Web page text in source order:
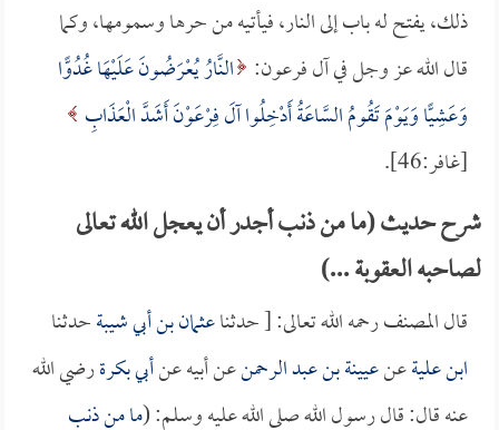
ذلك، يفتح له باب إلى النار، فيأتيه من حرها وسمومها، وكما
قال الله عز وجل في آل فرعون: النَّارُ يُعْرَضُونَ عَلَيْهَا غُدُوًّا
وَعَشِيًّا وَيَوْمَ تَقُومُ السَّاعَةُ أَدْخِلُوا آلَ فِرْعَوْنَ أَشَدَّ الْعَذَابِ
[غافر:46].
شرح حديث (ما من ذنب أجدر أن يعجل الله تعالى
لصاحبه العقوبة ...)
قال المصنف رحمه الله تعالى: [ حدثناعثمان بن أبي شيبةحدثنا
ابن عليةعنعيينة بن عبد الرحمنعن أبيه عنأبي بكرةرضي الله
عنه قال: قال رسول الله صلى الله عليه وسلم: (ما من ذنب